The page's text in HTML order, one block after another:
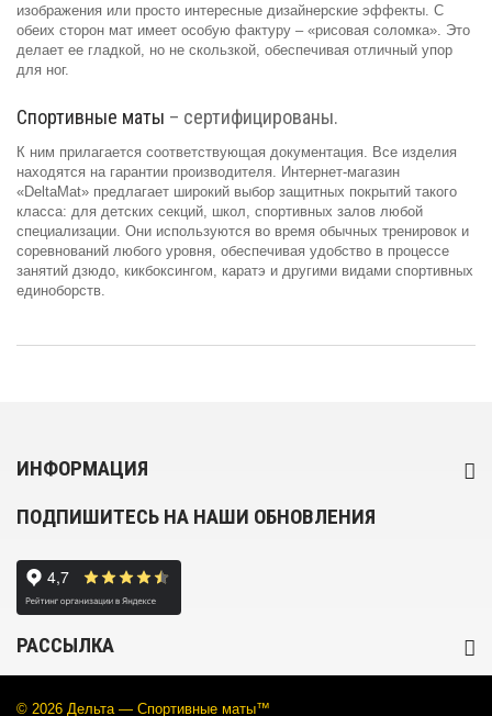
изображения или просто интересные дизайнерские эффекты. С
обеих сторон мат имеет особую фактуру – «рисовая соломка». Это
делает ее гладкой, но не скользкой, обеспечивая отличный упор
для ног.
Спортивные маты – сертифицированы.
К ним прилагается соответствующая документация. Все изделия
находятся на гарантии производителя. Интернет-магазин
«DeltaMat» предлагает широкий выбор защитных покрытий такого
класса: для детских секций, школ, спортивных залов любой
специализации. Они используются во время обычных тренировок и
соревнований любого уровня, обеспечивая удобство в процессе
занятий дзюдо, кикбоксингом, каратэ и другими видами спортивных
единоборств.
ИНФОРМАЦИЯ
© 2026 Дельта — Cпортивные маты™
ПОДПИШИТЕСЬ НА НАШИ ОБНОВЛЕНИЯ
РАССЫЛКА